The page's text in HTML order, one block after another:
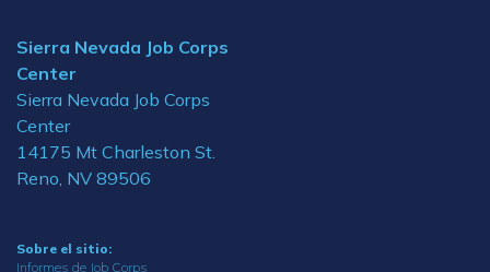
Sierra Nevada Job Corps
Center
Sierra Nevada Job Corps
Center
14175 Mt Charleston St.
Reno, NV 89506
Sobre el sitio:
Informes de Job Corps